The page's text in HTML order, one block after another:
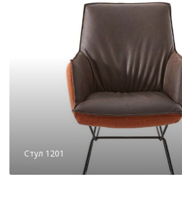
Стул 1201